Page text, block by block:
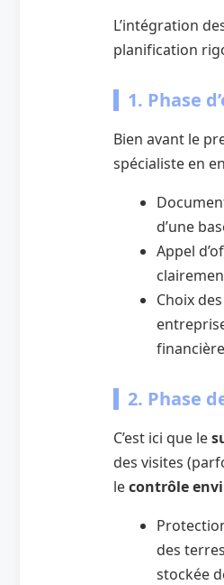
L’intégration
planification
1. Phase
Bien avant le
spécialiste en
d’une
Appel
Choix
2. Phase
C’est ici que le
des visites
lecontrôle
des
stockée